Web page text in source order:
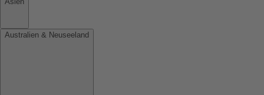
Australien & Neuseeland